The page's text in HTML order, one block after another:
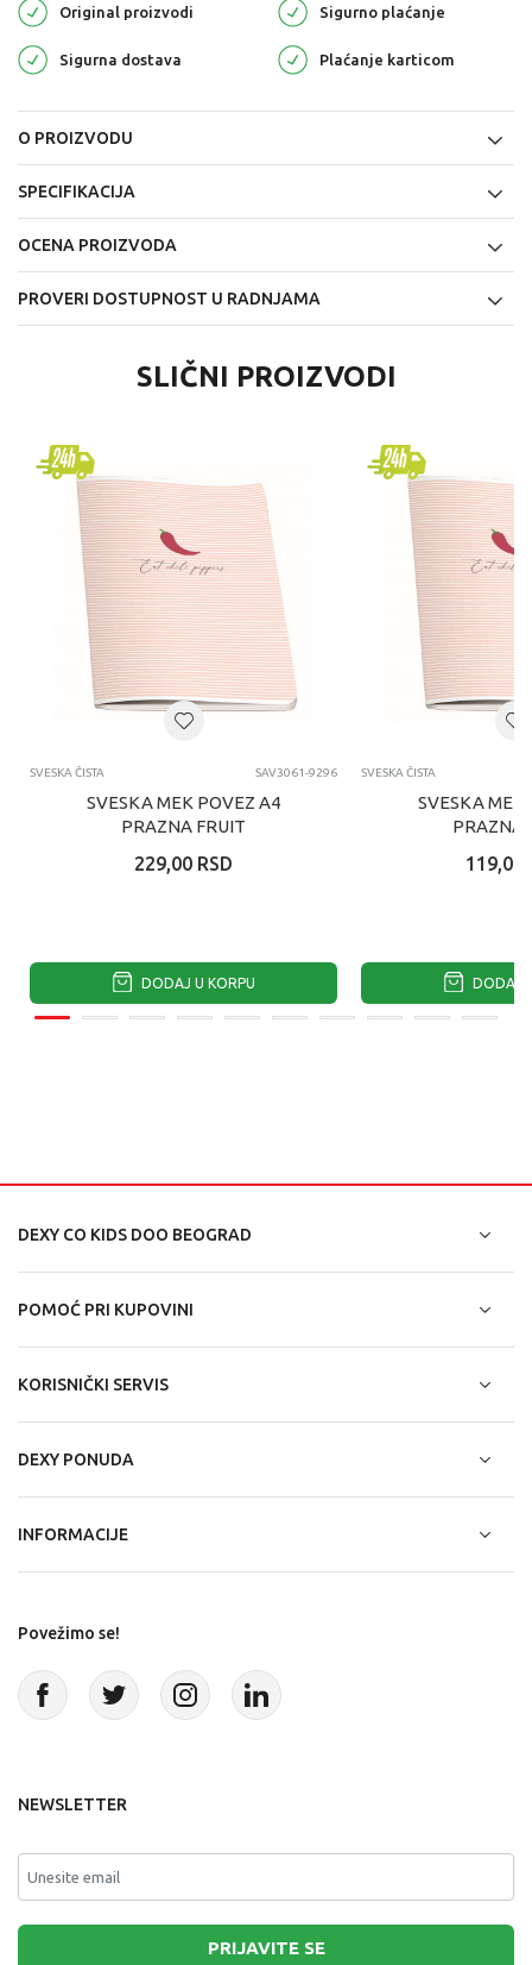
Original proizvodi Sigurno plaćanje
Sigurna dostava Plaćanje karticom
O PROIZVODU
SPECIFIKACIJA
OCENA PROIZVODA
PROVERI DOSTUPNOST U RADNJAMA
SLIČNI PROIZVODI
SVESKA ČISTA SAV3061-9296
SVESKA MEK POVEZ A4
PRAZNA FRUIT
229,00 RSD
DODAJ U KORPU
SVESKA ČISTA
SVESKA MEK
PRAZNA
119,00
DODAJ
DEXY CO KIDS DOO BEOGRAD
POMOĆ PRI KUPOVINI
KORISNIČKI SERVIS
DEXY PONUDA
INFORMACIJE
Povežimo se!
NEWSLETTER
PRIJAVITE SE